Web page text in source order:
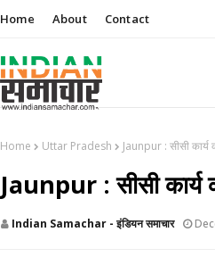
Home About Contact
Home Uttar Pradesh Jaunpur : सीसी कार्य
Jaunpur : सीसी कार्य
Indian Samachar - इंडियन समाचार